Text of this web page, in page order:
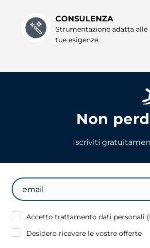
CONSULENZA
Strumentazione adatta alle
tue esigenze.
Non
Iscriviti
Email
Accetto trattamento dati personali (
Desidero ricevere le vostre offerte